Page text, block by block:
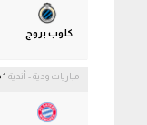
كلوب بروج
مباريات ودية - أندية